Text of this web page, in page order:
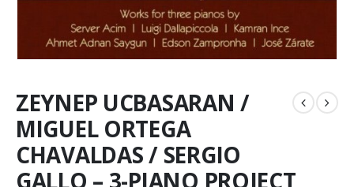
ZEYNEP UCBASARAN /
MIGUEL ORTEGA
CHAVALDAS / SERGIO
GALLO – 3-PIANO PROJECT